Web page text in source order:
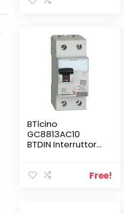
BTicino
GC8813AC10
BTDIN Interruttore
4.5 kA, Idn = 0.03Free!